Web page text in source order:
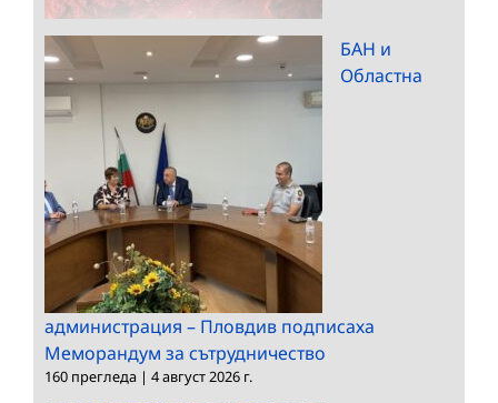
БАН и
Областна
администрация – Пловдив подписаха
Меморандум за сътрудничество
160 прегледа | 4 август 2026 г.